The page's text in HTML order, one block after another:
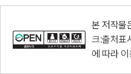
본 저작물
크:출처표
에 따라